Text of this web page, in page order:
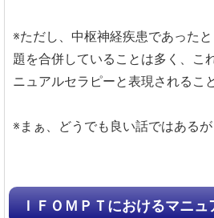
※ただし、中枢神経疾患であった
題を合併していることは多く、こ
ニュアルセラピーと表現されるこ
※まぁ、どうでも良い話ではあるが
ＩＦＯＭＰＴにおけるマニ